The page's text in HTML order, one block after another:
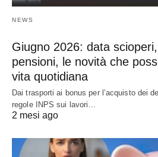
NEWS
Giugno 2026: data
pensioni, le novità che
vita quotidiana
Dai trasporti ai bonus per l’acquisto dei
regole INPS sui lavori…
2 mesi ago